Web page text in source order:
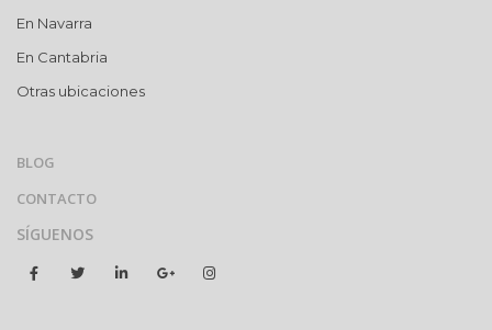
En Navarra
En Cantabria
Otras ubicaciones
BLOG
CONTACTO
SÍGUENOS